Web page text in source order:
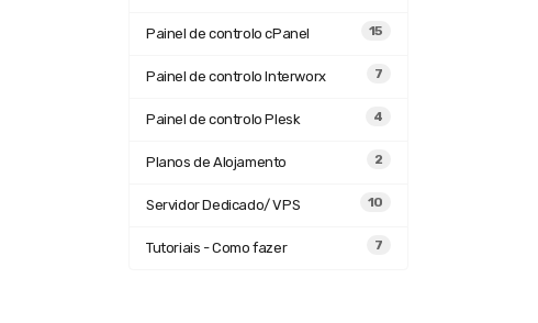
15
Painel de controlo cPanel
7
Painel de controlo Interworx
4
Painel de controlo Plesk
2
Planos de Alojamento
10
Servidor Dedicado/ VPS
7
Tutoriais - Como fazer